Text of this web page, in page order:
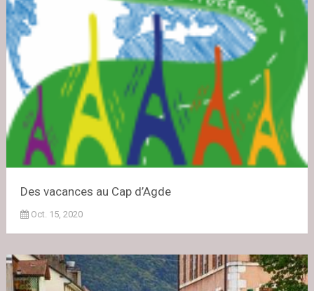
Des vacances au Cap d’Agde
Oct. 15, 2020